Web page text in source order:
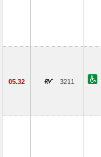
05.32 3211